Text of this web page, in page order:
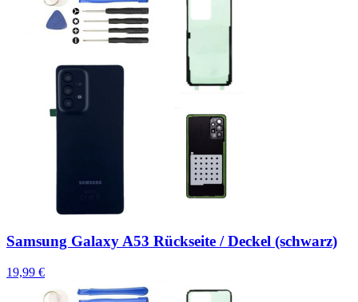
Samsung Galaxy A53 Rückseite / Deckel (schwarz)
19,99 €